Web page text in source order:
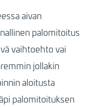
aivan
palomitoitus
vaihtoehto vai
jollakin
aloitusta
palomitoituksen